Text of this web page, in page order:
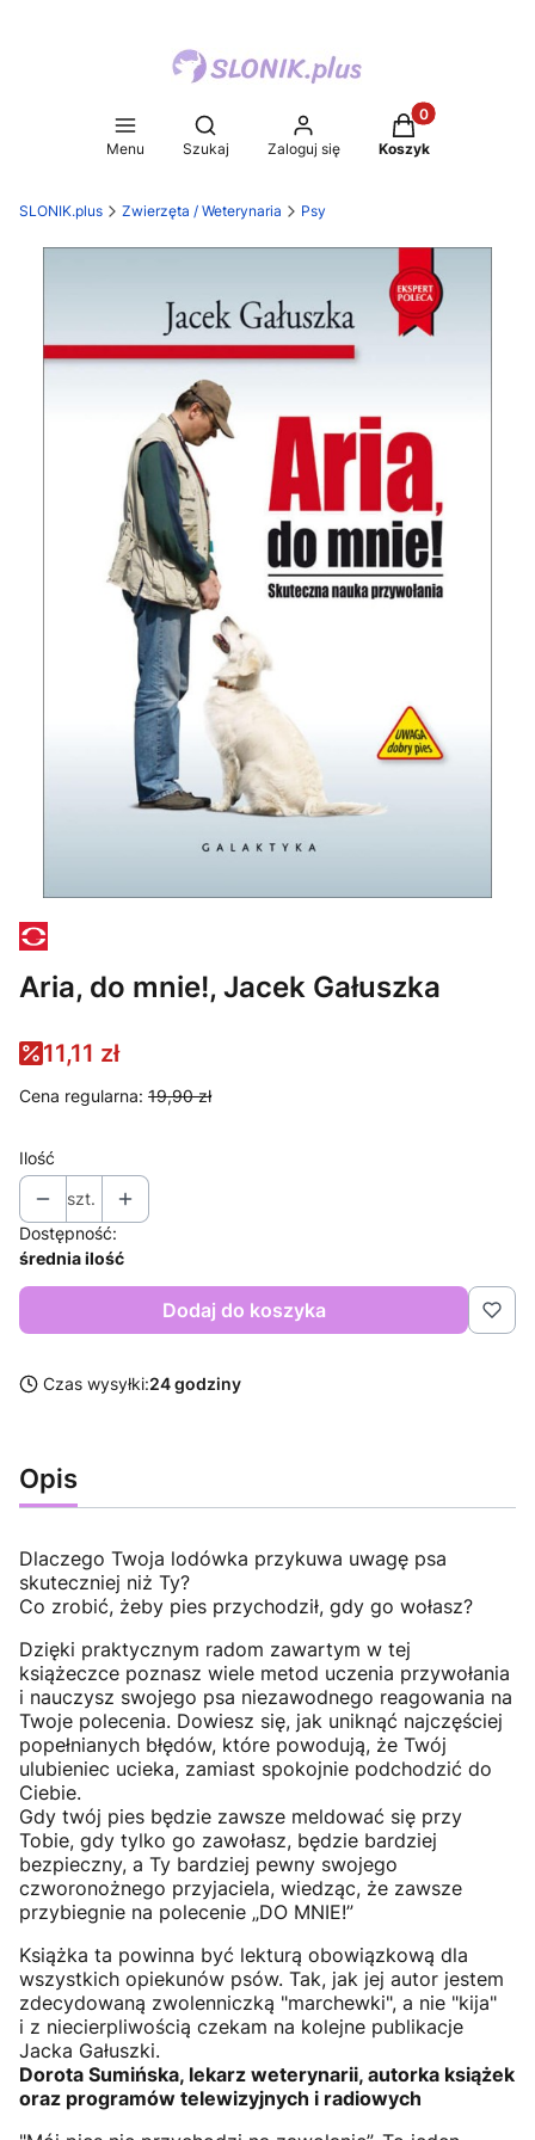
Menu
Otwórz wyszukiwarkę
Szukaj Zaloguj się
Produkty w
Koszyk
SLONIK.plus Zwierzęta / Weterynaria Psy
Aria, do mnie!, Jacek Gałuszka
11,11 zł
Cena regularna: 19,90 zł
Ilość
szt.
Dostępność:
średnia ilość
Dodaj do koszyka
Czas wysyłki:24 godziny
Opis
Dlaczego Twoja lodówka przykuwa uwagę psa
skuteczniej niż Ty?
Co zrobić, żeby pies przychodził, gdy go wołasz?
Dzięki praktycznym radom zawartym w tej
książeczce poznasz wiele metod uczenia przywołania
i nauczysz swojego psa niezawodnego reagowania na
Twoje polecenia. Dowiesz się, jak uniknąć najczęściej
popełnianych błędów, które powodują, że Twój
ulubieniec ucieka, zamiast spokojnie podchodzić do
Ciebie.
Gdy twój pies będzie zawsze meldować się przy
Tobie, gdy tylko go zawołasz, będzie bardziej
bezpieczny, a Ty bardziej pewny swojego
czworonożnego przyjaciela, wiedząc, że zawsze
przybiegnie na polecenie „DO MNIE!”
Książka ta powinna być lekturą obowiązkową dla
wszystkich opiekunów psów. Tak, jak jej autor jestem
zdecydowaną zwolenniczką "marchewki", a nie "kija"
i z niecierpliwością czekam na kolejne publikacje
Jacka Gałuszki.
Dorota Sumińska, lekarz weterynarii, autorka książek
oraz programów telewizyjnych i radiowych